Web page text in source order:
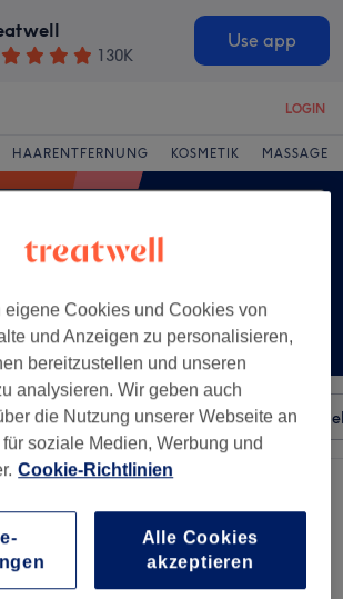
130K
Use app
LOGIN
HAARENTFERNUNG KOSMETIK MASSAGE
Besonderheiten Salons
eigene Cookies und Cookies von
und Anzeigen zu personalisieren,
bereitzustellen und unseren
analysieren. Wir geben auch
die Nutzung unserer Webseite an
soziale Medien, Werbung und
Cookie-Richtlinien
Alle Cookies
akzeptieren